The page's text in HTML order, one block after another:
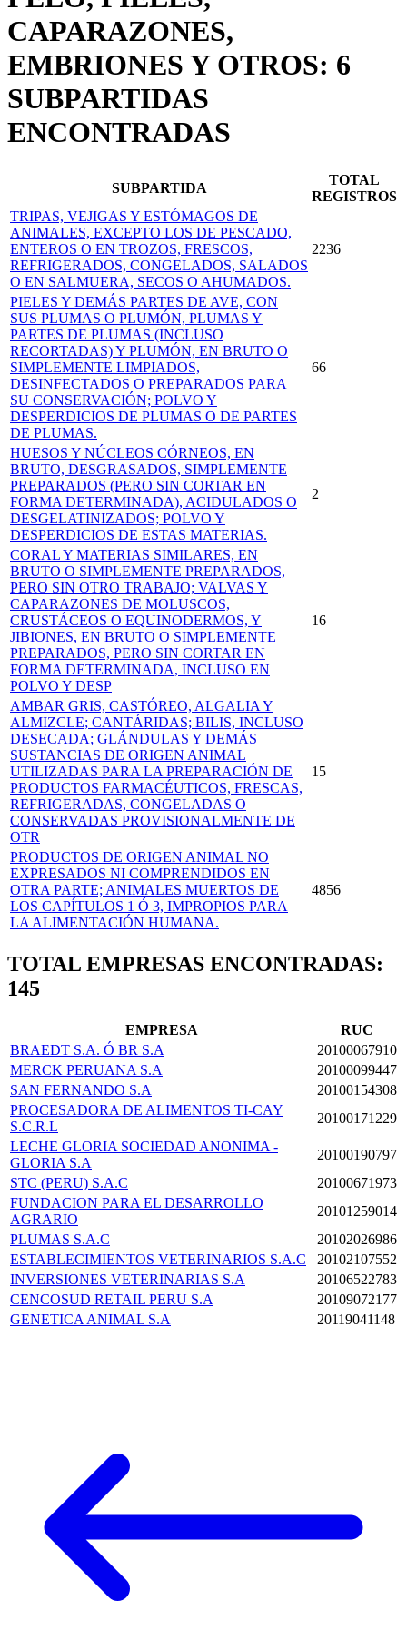
CAPARAZONES,
EMBRIONES Y OTROS: 6
SUBPARTIDAS
ENCONTRADAS
SUBPARTIDA
TOTAL
REGISTROS
TRIPAS, VEJIGAS Y ESTÓMAGOS DE
ANIMALES, EXCEPTO LOS DE PESCADO,
ENTEROS O EN TROZOS, FRESCOS,
REFRIGERADOS, CONGELADOS, SALADOS
O EN SALMUERA, SECOS O AHUMADOS.
2236
PIELES Y DEMÁS PARTES DE AVE, CON
SUS PLUMAS O PLUMÓN, PLUMAS Y
PARTES DE PLUMAS (INCLUSO
RECORTADAS) Y PLUMÓN, EN BRUTO O
SIMPLEMENTE LIMPIADOS,
DESINFECTADOS O PREPARADOS PARA
SU CONSERVACIÓN; POLVO Y
DESPERDICIOS DE PLUMAS O DE PARTES
DE PLUMAS.
66
HUESOS Y NÚCLEOS CÓRNEOS, EN
BRUTO, DESGRASADOS, SIMPLEMENTE
PREPARADOS (PERO SIN CORTAR EN
FORMA DETERMINADA), ACIDULADOS O
DESGELATINIZADOS; POLVO Y
DESPERDICIOS DE ESTAS MATERIAS.
2
CORAL Y MATERIAS SIMILARES, EN
BRUTO O SIMPLEMENTE PREPARADOS,
PERO SIN OTRO TRABAJO; VALVAS Y
CAPARAZONES DE MOLUSCOS,
CRUSTÁCEOS O EQUINODERMOS, Y
JIBIONES, EN BRUTO O SIMPLEMENTE
PREPARADOS, PERO SIN CORTAR EN
FORMA DETERMINADA, INCLUSO EN
POLVO Y DESP
16
AMBAR GRIS, CASTÓREO, ALGALIA Y
ALMIZCLE; CANTÁRIDAS; BILIS, INCLUSO
DESECADA; GLÁNDULAS Y DEMÁS
SUSTANCIAS DE ORIGEN ANIMAL
UTILIZADAS PARA LA PREPARACIÓN DE
PRODUCTOS FARMACÉUTICOS, FRESCAS,
REFRIGERADAS, CONGELADAS O
CONSERVADAS PROVISIONALMENTE DE
OTR
15
PRODUCTOS DE ORIGEN ANIMAL NO
EXPRESADOS NI COMPRENDIDOS EN
OTRA PARTE; ANIMALES MUERTOS DE
LOS CAPÍTULOS 1 Ó 3, IMPROPIOS PARA
LA ALIMENTACIÓN HUMANA.
4856
TOTAL EMPRESAS ENCONTRADAS:
145
EMPRESA
RUC
BRAEDT S.A. Ó BR S.A
20100067910
MERCK PERUANA S.A
20100099447
SAN FERNANDO S.A
20100154308
PROCESADORA DE ALIMENTOS TI-CAY
S.C.R.L
20100171229
LECHE GLORIA SOCIEDAD ANONIMA -
GLORIA S.A
20100190797
STC (PERU) S.A.C
20100671973
FUNDACION PARA EL DESARROLLO
AGRARIO
20101259014
PLUMAS S.A.C
20102026986
ESTABLECIMIENTOS VETERINARIOS S.A.C
20102107552
INVERSIONES VETERINARIAS S.A
20106522783
CENCOSUD RETAIL PERU S.A
20109072177
GENETICA ANIMAL S.A
20119041148